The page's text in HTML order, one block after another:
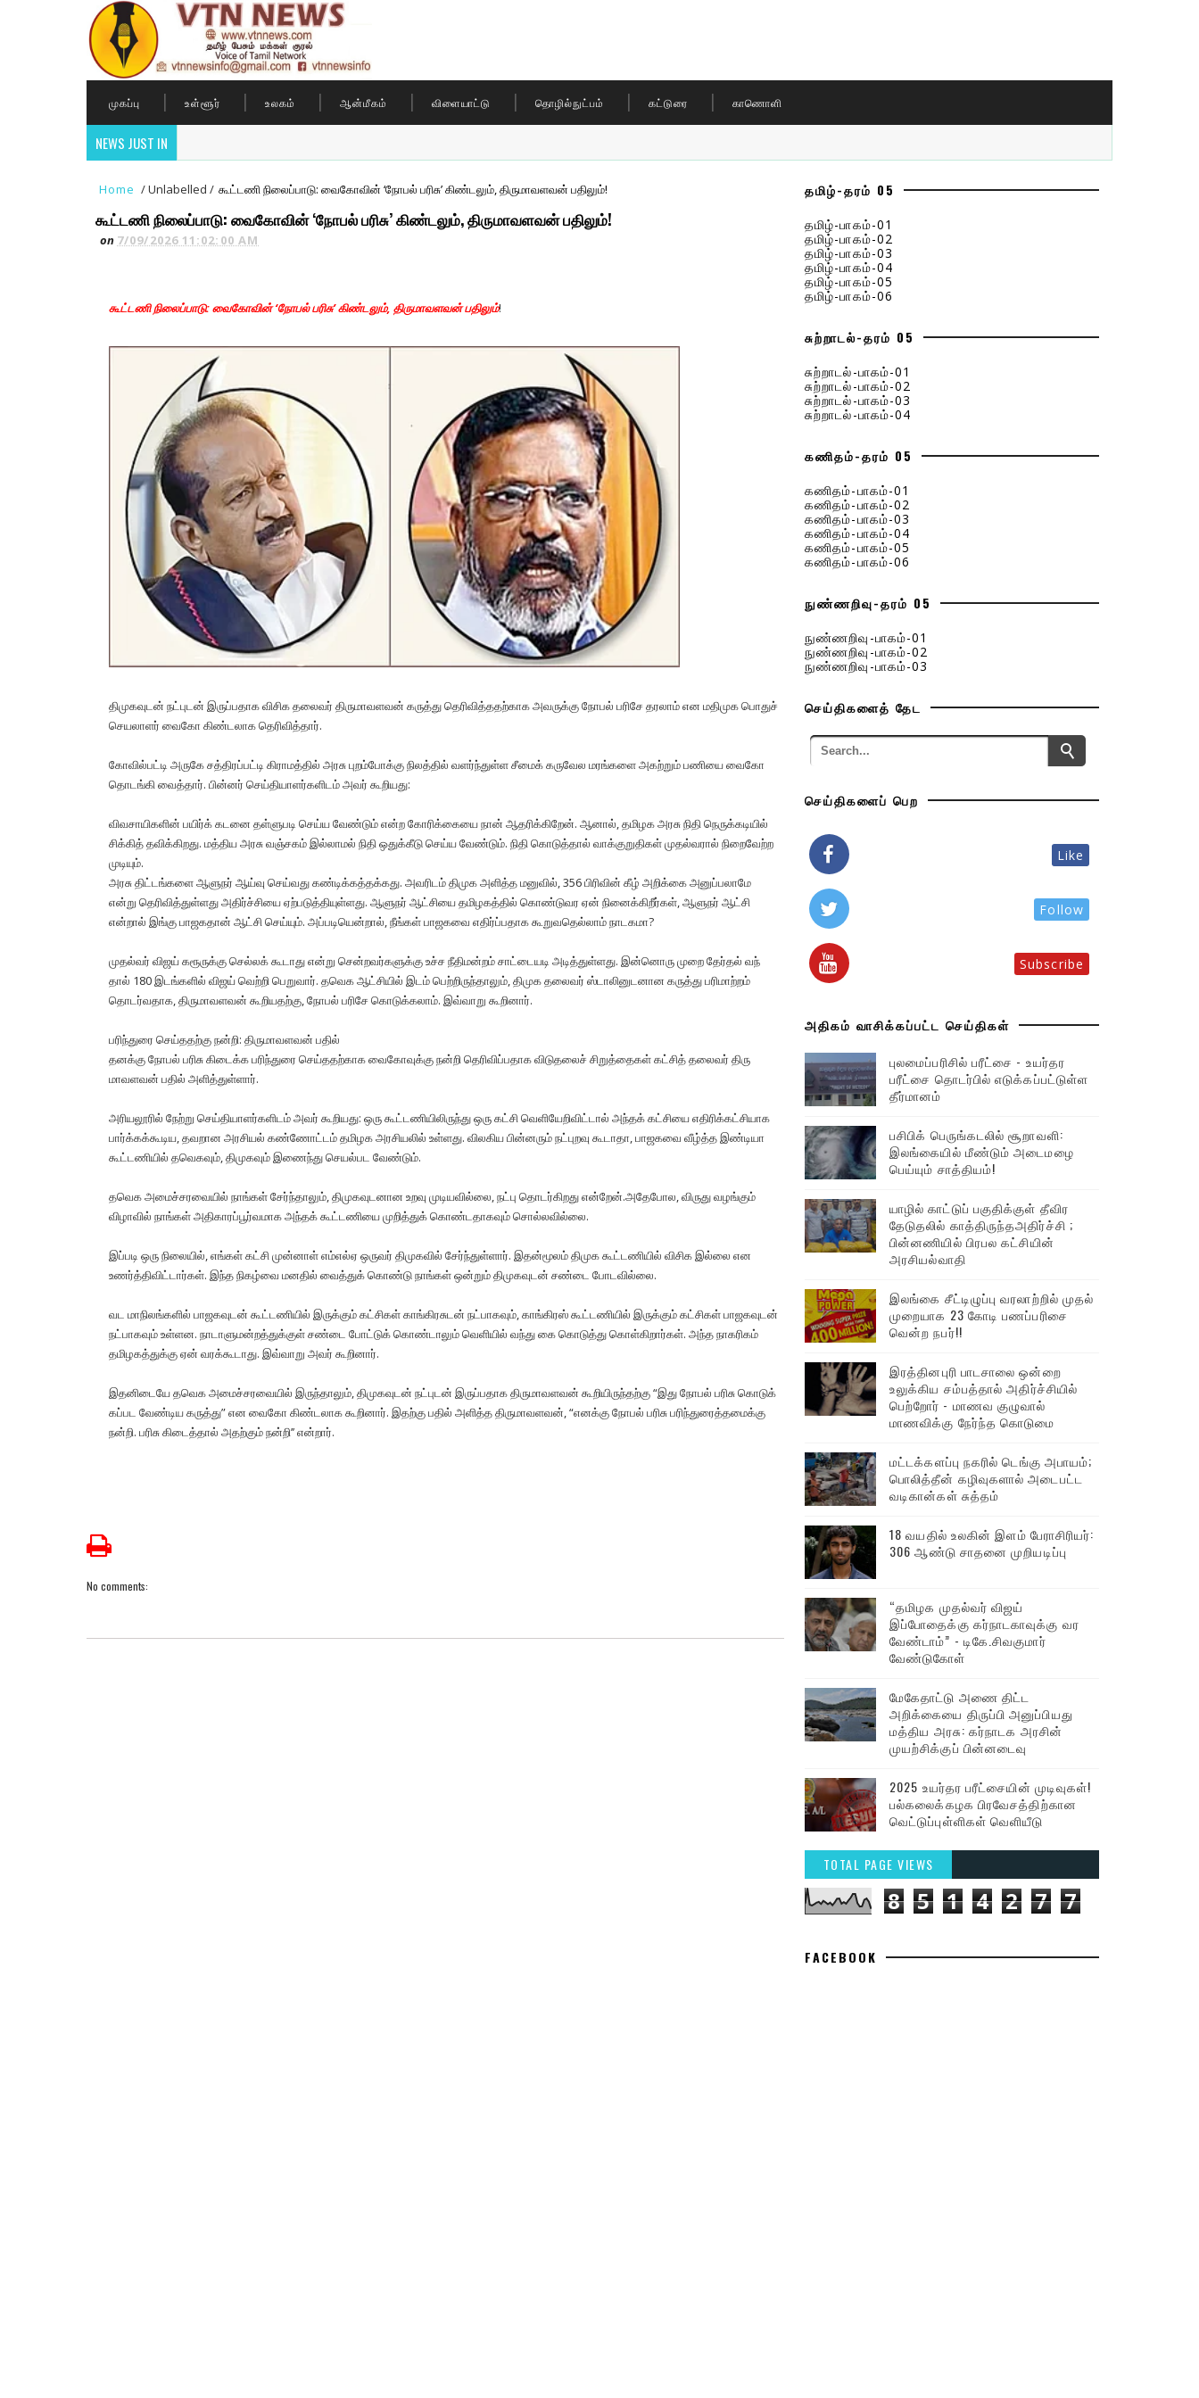
முகப்பு உள்ளூர் உலகம் ஆன்மீகம் விளையாட்டு தொழில்நுட்பம் கட்டுரை காணொளி
NEWS JUST IN
Home /Unlabelled/ கூட்டணி நிலைப்பாடு: வைகோவின் ‘நோபல் பரிசு’ கிண்டலும், திருமாவளவன் பதிலும்!
கூட்டணி நிலைப்பாடு: வைகோவின் ‘நோபல் பரிசு’ கிண்டலும், திருமாவளவன் பதிலும்!
on 7/09/2026 11:02:00 AM
கூட்டணி நிலைப்பாடு: வைகோவின் ‘நோபல் பரிசு’ கிண்டலும், திருமாவளவன் பதிலும்!
திமுகவுடன் நட்புடன் இருப்பதாக விசிக தலைவர் திருமாவளவன் கருத்து தெரிவித்ததற்காக அவருக்கு நோபல் பரிசே தரலாம் என மதி​முக பொதுச்​
செய​லா​ளர் வைகோ கிண்டலாக தெரி​வித்​தார்.
கோவில்​பட்டி அருகே சத்​திரப்​பட்டி கிராமத்​தில் அரசு புறம்​போக்கு நிலத்​தில் வளர்ந்​துள்ள சீமைக்​ கரு​வேல மரங்​களை அகற்றும் பணியை வைகோ
தொடங்கி வைத்​தார். பின்​னர் செய்தி​யாளர்​களிடம் அவர் கூறியது:
விவ​சா​யிகளின் பயிர்க் கடனை தள்​ளு​படி செய்ய வேண்​டும் என்ற கோரிக்​கையை நான் ஆதரிக்​கிறேன். ஆனால், தமிழக அரசு நிதி நெருக்​கடி​யில்
சிக்​கித் தவிக்​கிறது. மத்​திய அரசு வஞ்​சகம் இல்​லாமல் நிதி ஒதுக்​கீடு செய்ய வேண்​டும். நிதி கொடுத்​தால் வாக்​குறு​தி​கள் முதல்​வ​ரால் நிறைவேற்ற
முடி​யும்.
அரசு திட்​டங்​களை ஆளுநர் ஆய்வு செய்​வது கண்​டிக்​கத்​தக்​கது. அவரிடம் திமுக அளித்த மனுவில், 356 பிரி​வின் கீழ் அறிக்​கை அனுப்​பலாமே
என்று தெரிவித்​துள்​ளது அதிர்ச்​சியை ஏற்​படுத்​தி​யுள்​ளது. ஆளுநர் ஆட்​சியை தமிழகத்​தில் கொண்​டுவர ஏன் நினைக்கிறீர்கள், ஆளுநர் ஆட்சி
என்றால் இங்கு பாஜகதான் ஆட்சி செய்​யும். அப்​படி​யென்​றால், நீங்​கள் பாஜகவை எதிர்ப்​ப​தாக கூறு​வதெல்​லாம் நாடக​மா?
முதல்​வர் விஜய் கரூருக்கு செல்​லக் கூடாது என்று சென்றவர்களுக்கு உச்ச நீதி​மன்​றம் சாட்​டையடி அடித்​துள்​ளது. இன்​னொரு முறை தேர்​தல் வந்​
தால் 180 இடங்​களில் விஜய் வெற்றி பெறுவார். தவெக ஆட்​சி​யில் இடம் பெற்​றிருந்​தாலும், திமுக தலை​வர் ஸ்டா​லினுடனான கருத்து பரிமாற்​றம்
தொடர்வதாக, திருமாவளவன் கூறியதற்​கு, நோபல் பரிசே கொடுக்​கலாம். இவ்​வாறு கூறி​னார்.
பரிந்துரை செய்ததற்கு நன்றி: திருமாவளவன் பதில்
தனக்கு நோபல் பரிசு கிடைக்க பரிந்துரை செய்ததற்காக வைகோவுக்கு நன்றி தெரிவிப்பதாக விடுதலைச் சிறுத்தைகள் கட்​சித் தலை​வர் திரு​
மாவளவன் பதில் அளித்துள்ளார்.
அரியலூரில் நேற்று செய்​தி​யாளர்​களிடம் அவர் கூறியது: ஒரு கூட்​ட​ணியி​லிருந்து ஒரு கட்சி வெளி​யேறி​விட்​டால் அந்​தக் கட்​சியை எதிரிக்​கட்​சி​யாக
பார்க்​கக்​கூடிய, தவறான அரசி​யல் கண்​ணோட்​டம் தமிழக அரசி​யலில் உள்​ளது. வில​கிய பின்​னரும் நட்​புறவு கூடா​தா, பாஜகவை வீழ்த்த இண்டியா
கூட்​ட​ணி​யில் தவெக​வும், திமுக​வும் இணைந்து செயல்பட வேண்​டும்.
தவெக அமைச்​சர​வை​யில் நாங்​கள் சேர்ந்​தா​லும், திமுக​வுட​னான உறவு முடியவில்​லை, நட்பு தொடர்​கிறது என்​றேன்.அதே​போல, விருது வழங்​கும்
விழா​வில் நாங்​கள் அதி​காரப்​பூர்​வ​மாக அந்​தக் கூட்​ட​ணியை முறித்​துக் கொண்​ட​தாக​வும் சொல்​ல​வில்​லை.
இப்​படி ஒரு நிலை​யில், எங்​கள் கட்சி முன்​னாள் எம்​எல்ஏ ஒரு​வர் திமுக​வில் சேர்ந்​துள்​ளார். இதன்​மூலம் திமுக கூட்​ட​ணி​யில் விசிக இல்லை என
உணர்த்​தி​விட்​டார்​கள். இந்த நிகழ்வை மனதில் வைத்​துக் கொண்டு நாங்​கள் ஒன்​றும் திமுக​வுடன் சண்டை போட​வில்​லை.
வட மாநிலங்​களில் பாஜக​வுடன் கூட்​ட​ணி​யில் இருக்​கும் கட்​சிகள் காங்​கிரசுடன் நட்​பாக​வும், காங்​கிரஸ் கூட்​ட​ணி​யில் இருக்​கும் கட்​சிகள் பாஜக​வுடன்
நட்​பாக​வும் உள்​ளன. நாடாளு​மன்​றத்​துக்​குள் சண்டை போட்​டுக் கொண்​டாலும் வெளி​யில் வந்து கை கொடுத்​து கொள்​கிறார்​கள். அந்த நாகரி​கம்
தமிழகத்​துக்கு ஏன் வரக்​கூ​டாது. இவ்​வாறு அவர் கூறி​னார்.
இதனிடையே தவெக அமைச்​சர​வை​யில் இருந்​தா​லும், திமுக​வுடன் நட்​புடன் இருப்​ப​தாக திரு​மாவளவன் கூறி​யிருந்​தற்கு “இது நோபல் பரிசு கொடுக்​
கப்பட வேண்​டிய கருத்​து” என வைகோ கிண்​டலாக கூறி​னார். இதற்கு பதில் அளித்த திரு​மாவளவன், “எனக்கு நோபல் பரிசு பரிந்​துரைத்​தமைக்கு
நன்​றி. பரிசு கிடைத்​தால் அதற்​கும் நன்​றி’’ என்​றார்.
No comments:
தமிழ்-தரம் 05
தமிழ்-பாகம்-01
தமிழ்-பாகம்-02
தமிழ்-பாகம்-03
தமிழ்-பாகம்-04
தமிழ்-பாகம்-05
தமிழ்-பாகம்-06
சுற்றாடல்-தரம் 05
சுற்றாடல்-பாகம்-01
சுற்றாடல்-பாகம்-02
சுற்றாடல்-பாகம்-03
சுற்றாடல்-பாகம்-04
கணிதம்-தரம் 05
கணிதம்-பாகம்-01
கணிதம்-பாகம்-02
கணிதம்-பாகம்-03
கணிதம்-பாகம்-04
கணிதம்-பாகம்-05
கணிதம்-பாகம்-06
நுண்ணறிவு-தரம் 05
நுண்ணறிவு-பாகம்-01
நுண்ணறிவு-பாகம்-02
நுண்ணறிவு-பாகம்-03
செய்திகளைத் தேட
செய்திகளைப் பெற
Like
Follow
Subscribe
அதிகம் வாசிக்கப்பட்ட செய்திகள்
புலமைப்பரிசில் பரீட்சை - உயர்தர
பரீட்சை தொடர்பில் எடுக்கப்பட்டுள்ள
தீர்மானம்
பசிபிக் பெருங்கடலில் சூறாவளி:
இலங்கையில் மீண்டும் அடைமழை
பெய்யும் சாத்தியம்!
யாழில் காட்டுப் பகுதிக்குள் தீவிர
தேடுதலில் காத்திருந்தஅதிர்ச்சி ;
பின்னணியில் பிரபல கட்சியின்
அரசியல்வாதி
இலங்கை சீட்டிழுப்பு வரலாற்றில் முதல்
முறையாக 23 கோடி பணப்பரிசை
வென்ற நபர்!!
இரத்தினபுரி பாடசாலை ஒன்றை
உலுக்கிய சம்பத்தால் அதிர்ச்சியில்
பெற்றோர் - மாணவ குழுவால்
மாணவிக்கு நேர்ந்த கொடுமை
மட்டக்களப்பு நகரில் டெங்கு அபாயம்;
பொலித்தீன் கழிவுகளால் அடைபட்ட
வடிகான்கள் சுத்தம்
18 வயதில் உலகின் இளம் பேராசிரியர்:
306 ஆண்டு சாதனை முறியடிப்பு
“தமிழக முதல்வர் விஜய்
இப்போதைக்கு கர்நாடகாவுக்கு வர
வேண்டாம்” - டிகே.சிவகுமார்
வேண்டுகோள்
மேகேதாட்டு அணை திட்ட
அறிக்கையை திருப்பி அனுப்பியது
மத்திய அரசு: கர்நாடக அரசின்
முயற்சிக்குப் பின்னடைவு
2025 உயர்தர பரீட்சையின் முடிவுகள்!
பல்கலைக்கழக பிரவேசத்திற்கான
வெட்டுப்புள்ளிகள் வெளியீடு
TOTAL PAGE VIEWS
8 5 1 4 2 7 7
FACEBOOK